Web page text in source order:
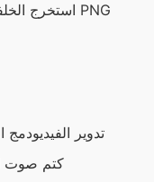
استخرج الخلفية من PNG
دمجتدوير الفيديو
كتم صوت